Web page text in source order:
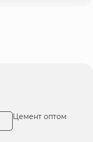
Цемент оптом